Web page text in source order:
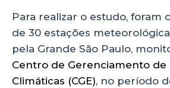
Para realizar o estudo, foram
de 30 estações
pela Grande São Paulo,
Centro de Gerenciamento de
Climáticas (CGE), no período